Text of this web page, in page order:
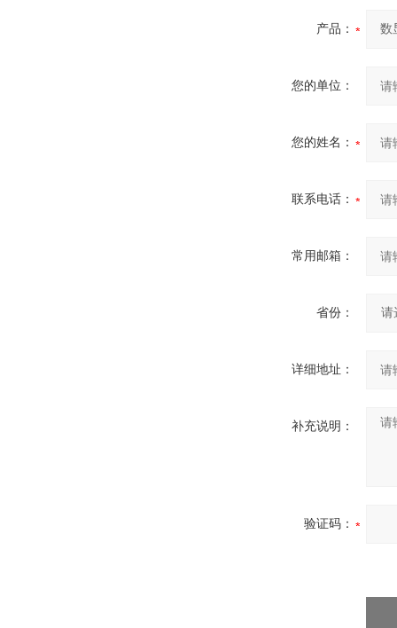
产品：
您的单位：
您的姓名：
联系电话：
常用邮箱：
省份：
详细地址：
补充说明：
验证码：